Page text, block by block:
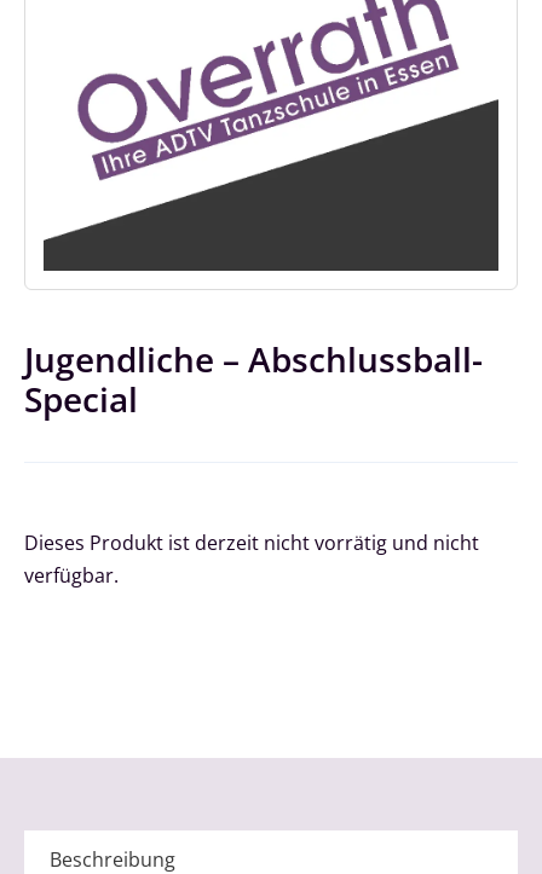
Jugendliche – Abschlussball-
Special
Dieses Produkt ist derzeit nicht vorrätig und nicht
verfügbar.
Beschreibung